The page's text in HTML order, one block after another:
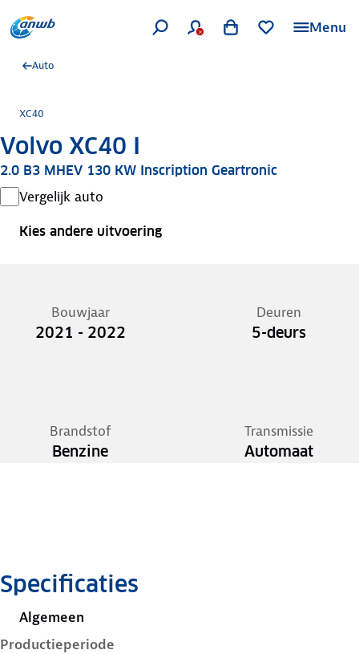
Menu
Auto
XC40
Volvo XC40 I
2.0 B3 MHEV 130 KW Inscription Geartronic
Vergelijk auto
Kies andere uitvoering
Bouwjaar
2021 - 2022
Deuren
5-deurs
Brandstof
Benzine
Transmissie
Automaat
Specificaties
Algemeen
Productieperiode